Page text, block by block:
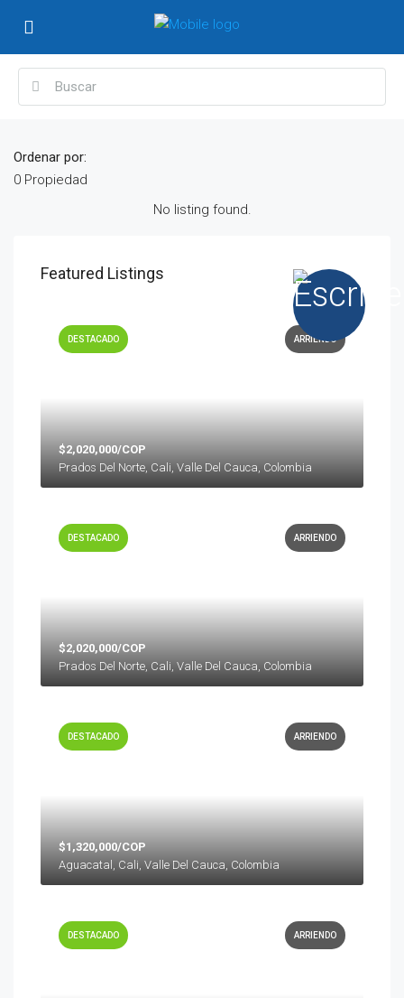
0 Propiedad
Ordenar por:
No listing found.
Featured Listings
ARRIENDO
DESTACADO
$2,020,000/COP
Prados Del Norte, Cali, Valle Del Cauca, Colombia
ARRIENDO
DESTACADO
$2,020,000/COP
Prados Del Norte, Cali, Valle Del Cauca, Colombia
ARRIENDO
DESTACADO
$1,320,000/COP
Aguacatal, Cali, Valle Del Cauca, Colombia
ARRIENDO
DESTACADO